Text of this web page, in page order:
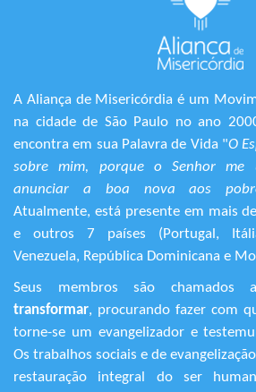
A Aliança de Misericórdia é um
na cidade de São Paulo no ano
encontra em sua Palavra de Vida "O
sobre mim, porque o Senhor me
anunciar a boa nova aos
Atualmente, está presente em mais
e outros 7 países (Portugal,
Venezuela, República Dominicana e
Seus membros são chamados
transformar, procurando fazer com
torne-se um evangelizador e
Os trabalhos sociais e de
restauração integral do ser